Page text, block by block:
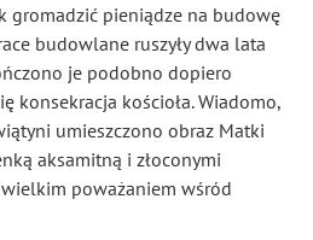
gromadzić pieniądze na budowę
budowlane ruszyły dwa lata
je podobno dopiero
konsekracja kościoła. Wiadomo,
umieszczono obraz Matki
aksamitną i złoconymi
wielkim poważaniem wśród